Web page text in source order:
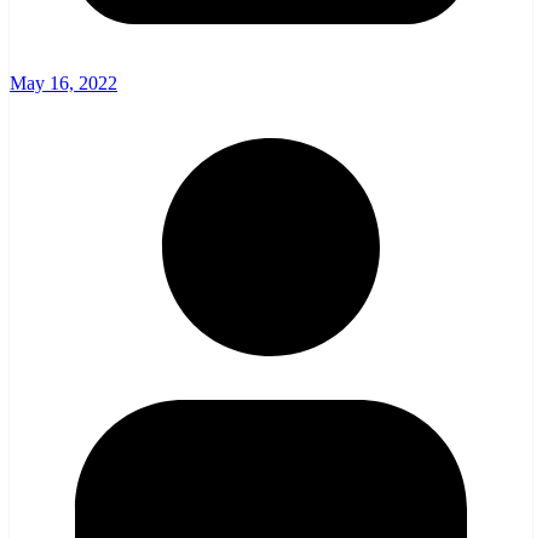
May 16, 2022